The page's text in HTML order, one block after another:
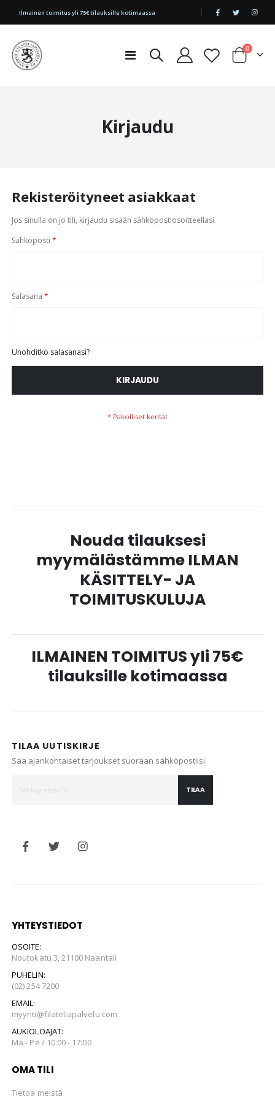
|
Ilmainen toimitus yli 75€ tilauksille kotimaassa
Toggle
Cart
0tuotetta
Kirjaudu
Rekisteröityneet asiakkaat
Jos sinulla on jo tili, kirjaudu sisään sähköpostiosoitteellasi.
Sähköposti
Salasana
Unohditko salasanasi?
KIRJAUDU
Nouda tilauksesi
myymälästämme ILMAN
KÄSITTELY- JA
TOIMITUSKULUJA
ILMAINEN TOIMITUS yli 75€
tilauksille kotimaassa
TILAA UUTISKIRJE
Saa ajankohtaiset tarjoukset suoraan sähköpostiisi.
TILAA
YHTEYSTIEDOT
OSOITE:
Noutokatu 3, 21100 Naantali
PUHELIN:
(02) 254 7200
EMAIL:
myynti@filateliapalvelu.com
AUKIOLOAJAT:
Ma - Pe / 10:00 - 17:00
OMA TILI
Tietoa meistä